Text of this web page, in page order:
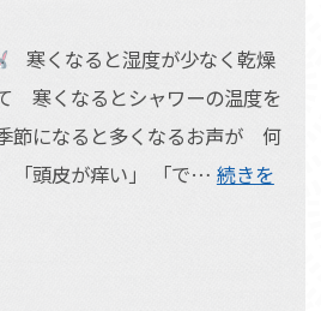
寒くなると湿度が少なく乾燥
寒くなるとシャワーの温度を
節になると多くなるお声が 何
「頭皮が痒い」 「で… 続きを